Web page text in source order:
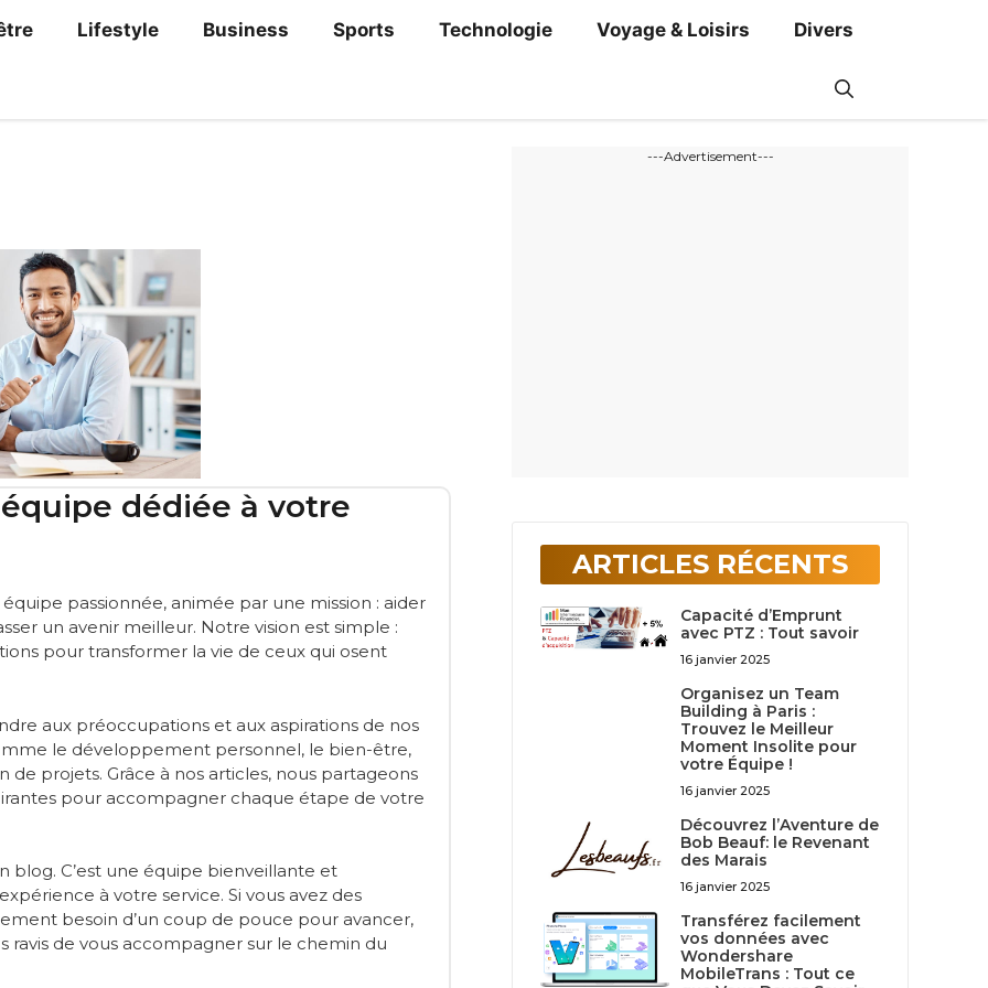
Lifestyle Business Sports Technologie Voyage & Loisirs Divers
dédiée à votre
passionnée, animée par une mission : aider
un avenir meilleur. Notre vision est simple :
pour transformer la vie de ceux qui osent
aux préoccupations et aux aspirations de nos
le développement personnel, le bien-être,
projets. Grâce à nos articles, nous partageons
pour accompagner chaque étape de votre
blog. C’est une équipe bienveillante et
à votre service. Si vous avez des
besoin d’un coup de pouce pour avancer,
ravis de vous accompagner sur le chemin du
---Advertisement---
ARTICLES RÉCENTS
Capacité d’Emprunt
avec PTZ : Tout savoir
16 janvier 2025
Organisez un Team
Building à Paris :
Trouvez le Meilleur
Moment Insolite pour
votre Équipe !
16 janvier 2025
Découvrez l’Aventure de
Bob Beauf: le Revenant
des Marais
16 janvier 2025
Transférez facilement
vos données avec
Wondershare
MobileTrans : Tout ce